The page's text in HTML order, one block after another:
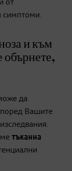
от
симптоми.
и към
обърнете,
да
Вашите
тъканна